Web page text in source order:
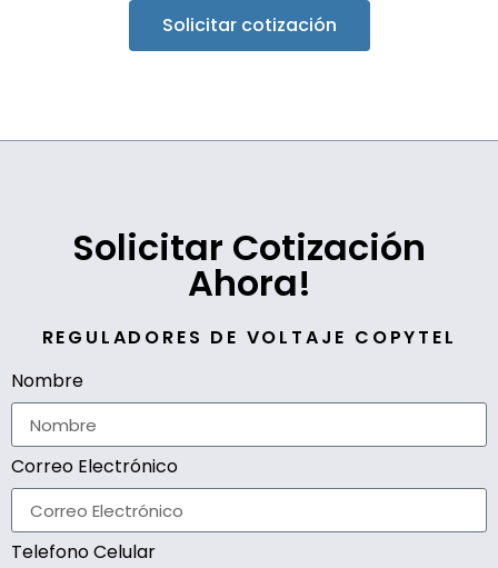
Solicitar cotización
Solicitar Cotización
Ahora!
REGULADORES DE VOLTAJE COPYTEL
Nombre
Correo Electrónico
Telefono Celular